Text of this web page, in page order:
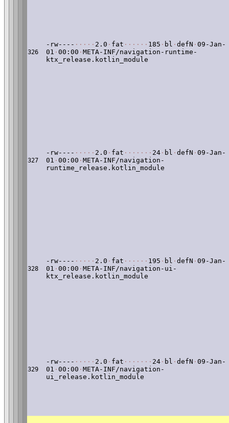
326
-rw---- · · · · · 2.0 · fat · · · · · · 185 · bl · defN · 09-Jan-
01 · 00:00 · META-INF/navigation-runtime-
ktx_release.kotlin_module
327
-rw---- · · · · · 2.0 · fat · · · · · · · 24 · bl · defN · 09-Jan-
01 · 00:00 · META-INF/navigation-
runtime_release.kotlin_module
328
-rw---- · · · · · 2.0 · fat · · · · · · 195 · bl · defN · 09-Jan-
01 · 00:00 · META-INF/navigation-ui-
ktx_release.kotlin_module
329
-rw---- · · · · · 2.0 · fat · · · · · · · 24 · bl · defN · 09-Jan-
01 · 00:00 · META-INF/navigation-
ui_release.kotlin_module